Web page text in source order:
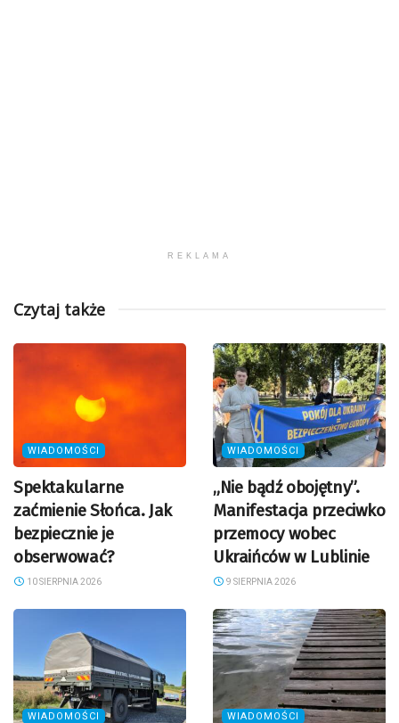
REKLAMA
Czytaj także
WIADOMOŚCI
Spektakularne
zaćmienie Słońca. Jak
bezpiecznie je
obserwować?
10 SIERPNIA 2026
WIADOMOŚCI
„Nie bądź obojętny”.
Manifestacja przeciwko
przemocy wobec
Ukraińców w Lublinie
9 SIERPNIA 2026
WIADOMOŚCI WIADOMOŚCI